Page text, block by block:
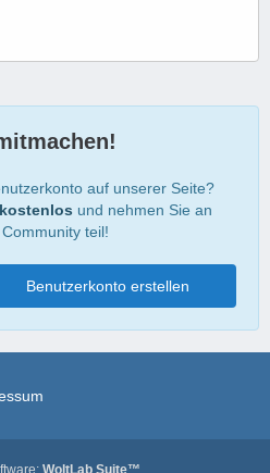
auf unserer Seite?
und nehmen Sie an
teil!
Benutzerkonto erstellen